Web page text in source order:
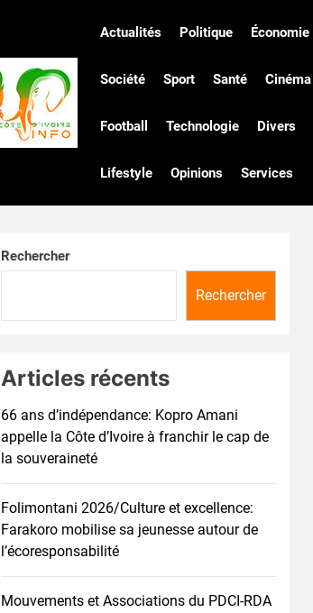
Côte
d'Ivoire
Infos
Actualités Politique Économie
Société Sport Santé Cinéma
Football Technologie Divers
Lifestyle Opinions Services
Rechercher
Rechercher
Articles récents
66 ans d’indépendance: Kopro Amani
appelle la Côte d’Ivoire à franchir le cap de
la souveraineté
Folimontani 2026/Culture et excellence:
Farakoro mobilise sa jeunesse autour de
l’écoresponsabilité
Mouvements et Associations du PDCI-RDA